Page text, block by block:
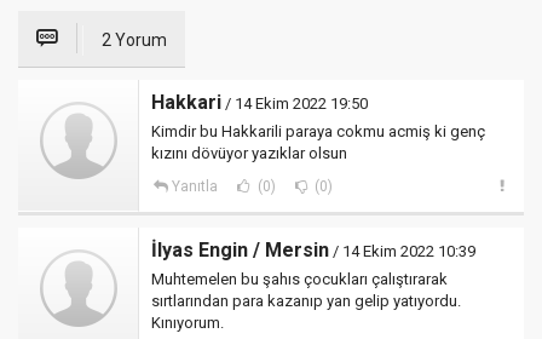
2 Yorum
Hakkari / 14 Ekim 2022 19:50
Kimdir bu Hakkarili paraya cokmu acmiş ki genç
kızını dövüyor yazıklar olsun
Yanıtla (0) (0)
İlyas Engin / Mersin / 14 Ekim 2022 10:39
Muhtemelen bu şahıs çocukları çalıştırarak
sırtlarından para kazanıp yan gelip yatıyordu.
Kınıyorum.